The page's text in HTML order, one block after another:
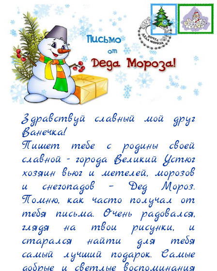
Здравствуй славный мой друг
Ванечка!
Пишет тебе с родины своей
славной - города Великий Устюг
хозяин вьюг и метелей, морозов
и снегопадов – Дед Мороз.
Помню, как часто получал от
тебя письма. Очень радовался,
глядя на твои рисунки, и
старался найти для тебя
самый лучший подарок. Самые